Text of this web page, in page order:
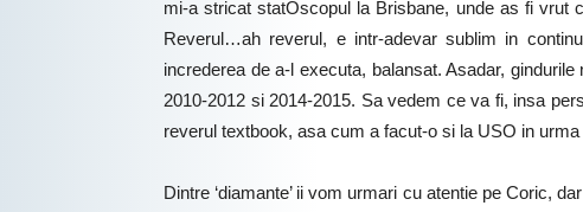
mi-a stricat statOscopul la Brisbane, unde as fi vrut
Reverul…ah reverul, e intr-adevar sublim in
increderea de a-l executa, balansat. Asadar,
2010-2012 si 2014-2015. Sa vedem ce va fi, insa
reverul textbook, asa cum a facut-o si la USO in
Dintre ‘diamante’ ii vom urmari cu atentie pe Coric,